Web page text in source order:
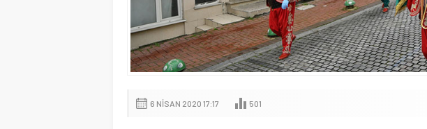
6 NISAN 2020 17:17 501